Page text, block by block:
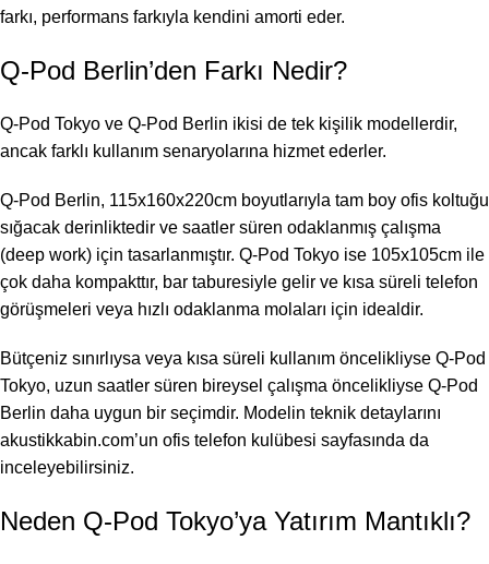
farkı, performans farkıyla kendini amorti eder.
Q-Pod Berlin’den Farkı Nedir?
Q-Pod Tokyo ve Q-Pod Berlin ikisi de tek kişilik modellerdir,
ancak farklı kullanım senaryolarına hizmet ederler.
Q-Pod Berlin, 115x160x220cm boyutlarıyla tam boy ofis koltuğu
sığacak derinliktedir ve saatler süren odaklanmış çalışma
(deep work) için tasarlanmıştır. Q-Pod Tokyo ise 105x105cm ile
çok daha kompakttır, bar taburesiyle gelir ve kısa süreli telefon
görüşmeleri veya hızlı odaklanma molaları için idealdir.
Bütçeniz sınırlıysa veya kısa süreli kullanım öncelikliyse Q-Pod
Tokyo, uzun saatler süren bireysel çalışma öncelikliyse Q-Pod
Berlin daha uygun bir seçimdir. Modelin teknik detaylarını
akustikkabin.com’un ofis telefon kulübesi sayfasında da
inceleyebilirsiniz.
Neden Q-Pod Tokyo’ya Yatırım Mantıklı?